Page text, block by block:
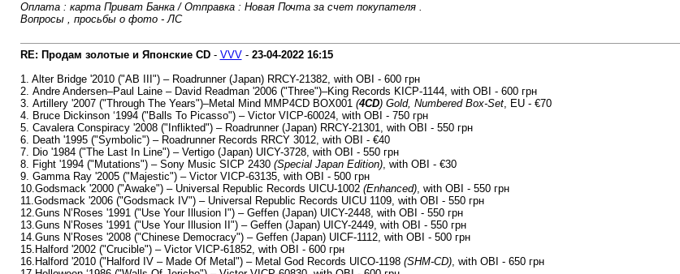
Оплата : карта Приват Банка / Отправка : Новая Почта за счет покупателя .
Вопросы , просьбы о фото - ЛС
RE: Продам золотые и Японские CD- VVV- 23-04-2022 16:15
1. Alter Bridge '2010 ("AB III") – Roadrunner (Japan) RRCY-21382, with OBI - 600 грн
2. Andre Andersen–Paul Laine – David Readman '2006 ("Three")–King Records KICP-1144, with OBI - 600 грн
3. Artillery '2007 ("Through The Years")–Metal Mind MMP4CD BOX001 (4CD) Gold, Numbered Box-Set, EU - €70
4. Bruce Dickinson ‘1994 ("Balls To Picasso") – Victor VICP-60024, with OBI - 750 грн
5. Cavalera Conspiracy '2008 ("Inflikted") – Roadrunner (Japan) RRCY-21301, with OBI - 550 грн
6. Death '1995 ("Symbolic") – Roadrunner Records RRCY 3012, with OBI - €40
7. Dio '1984 ("The Last In Line") – Vertigo (Japan) UICY-3728, with OBI - 550 грн
8. Fight '1994 ("Mutations") – Sony Music SICP 2430 (Special Japan Edition), with OBI - €30
9. Gamma Ray '2005 ("Majestic") – Victor VICP-63135, with OBI - 500 грн
10.Godsmack '2000 ("Awake") – Universal Republic Records UICU-1002 (Enhanced), with OBI - 550 грн
11.Godsmack '2006 ("Godsmack IV") – Universal Republic Records UICU 1109, with OBI - 550 грн
12.Guns N’Roses '1991 ("Use Your Illusion I") – Geffen (Japan) UICY-2448, with OBI - 550 грн
13.Guns N’Roses '1991 ("Use Your Illusion II") – Geffen (Japan) UICY-2449, with OBI - 550 грн
14.Guns N’Roses '2008 ("Chinese Democracy") – Geffen (Japan) UICF-1112, with OBI - 500 грн
15.Halford '2002 ("Crucible") – Victor VICP-61852, with OBI - 600 грн
16.Halford '2010 ("Halford IV – Made Of Metal") – Metal God Records UICO-1198 (SHM-CD), with OBI - 650 грн